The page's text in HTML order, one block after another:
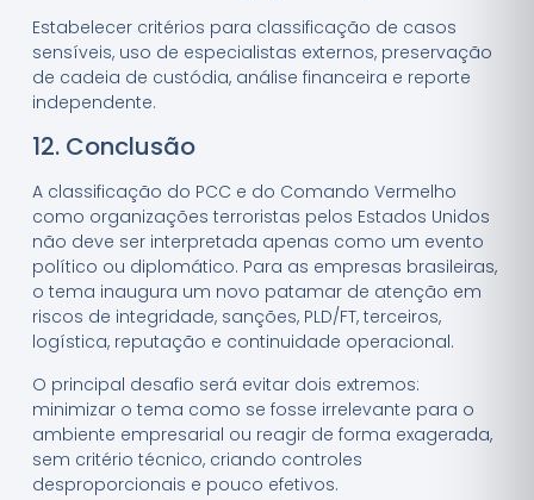
Estabelecer critérios para classificação de casos
sensíveis, uso de especialistas externos, preservação
de cadeia de custódia, análise financeira e reporte
independente.
12. Conclusão
A classificação do PCC e do Comando Vermelho
como organizações terroristas pelos Estados Unidos
não deve ser interpretada apenas como um evento
político ou diplomático. Para as empresas brasileiras,
o tema inaugura um novo patamar de atenção em
riscos de integridade, sanções, PLD/FT, terceiros,
logística, reputação e continuidade operacional.
O principal desafio será evitar dois extremos:
minimizar o tema como se fosse irrelevante para o
ambiente empresarial ou reagir de forma exagerada,
sem critério técnico, criando controles
desproporcionais e pouco efetivos.